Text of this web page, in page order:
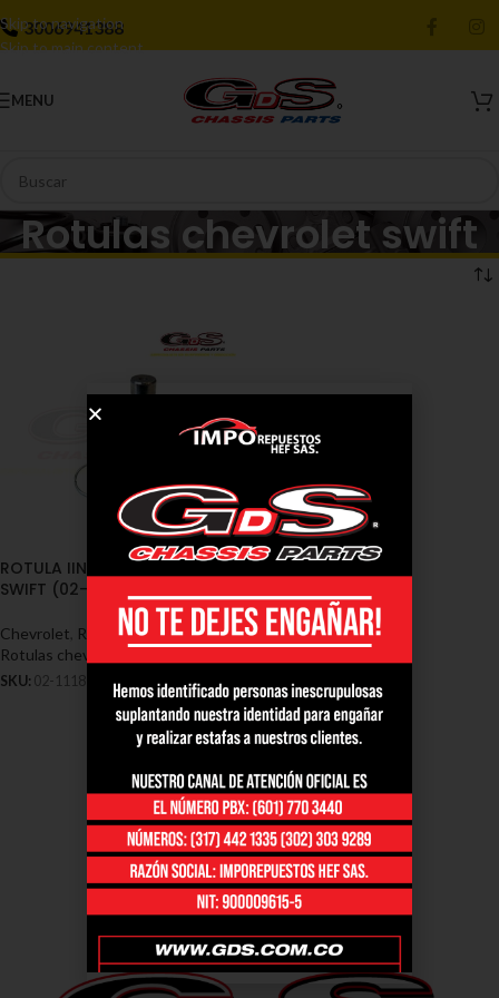
Skip to navigation
Skip to main content
3006941388
MENU
Rotulas chevrolet swift
ROTULA IINFERIOR CHEVROLET
SWIFT (02-1118)
Chevrolet Rótulas - Chevrolet,
Rotulas chevrolet swift
SKU: 02-1118